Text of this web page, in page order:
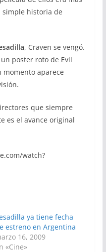
historia de
, Craven se vengó.
poster roto de Evil
momento aparece
que siempre
es el avance original
watch?
ya tiene fecha
estreno en Argentina
16, 2009
«Cine»